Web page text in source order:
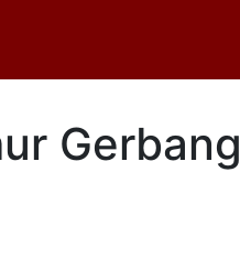
Gerbang